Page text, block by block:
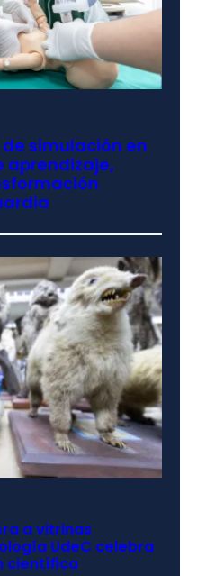
simulación en
aprendizaje,
a vitrinas
UdeC celebra
científica